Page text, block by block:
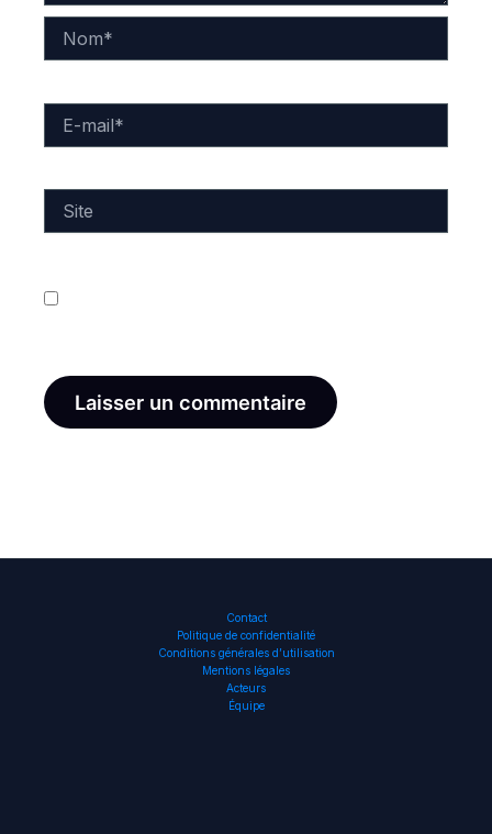
mail*
Contact
Politique de confidentialité
Conditions générales d’utilisation
Mentions légales
Acteurs
Équipe